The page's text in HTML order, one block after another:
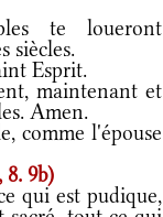
te loueront
siècles.
Esprit.
maintenant et
Amen.
comme l'épouse
9b)
qui est pudique,